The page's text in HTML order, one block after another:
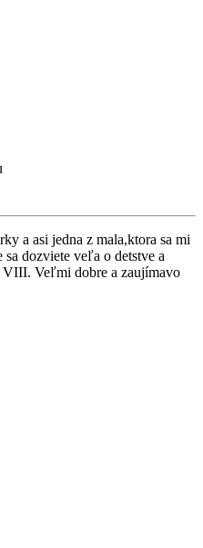
a asi jedna z mala,ktora sa mi
dozviete veľa o detstve a
Veľmi dobre a zaujímavo